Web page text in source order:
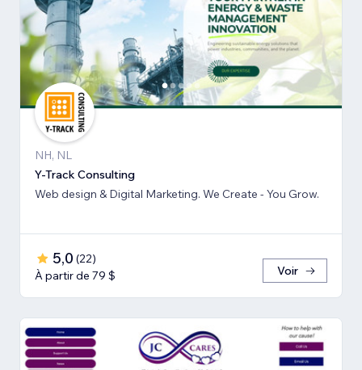
NH, NL
Y-Track Consulting
Web design & Digital Marketing. We Create - You Grow.
5,0 (22)
À partir de 79 $
Voir